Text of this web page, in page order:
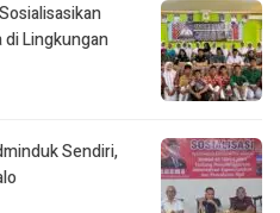
Lingkungan
Sendiri,